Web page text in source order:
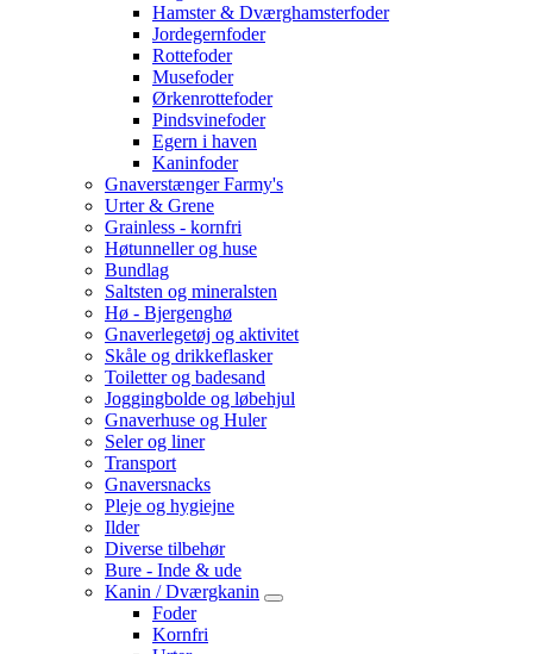
Hamster & Dværghamsterfoder
Jordegernfoder
Rottefoder
Musefoder
Ørkenrottefoder
Pindsvinefoder
Egern i haven
Kaninfoder
Gnaverstænger Farmy's
Urter & Grene
Grainless - kornfri
Høtunneller og huse
Bundlag
Saltsten og mineralsten
Hø - Bjergenghø
Gnaverlegetøj og aktivitet
Skåle og drikkeflasker
Toiletter og badesand
Joggingbolde og løbehjul
Gnaverhuse og Huler
Seler og liner
Transport
Gnaversnacks
Pleje og hygiejne
Ilder
Diverse tilbehør
Bure - Inde & ude
Kanin / Dværgkanin
Foder
Kornfri